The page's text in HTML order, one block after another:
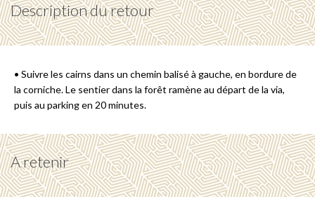
Description du retour
• Suivre les cairns dans un chemin balisé à gauche, en bordure de
la corniche. Le sentier dans la forêt ramène au départ de la via,
puis au parking en 20 minutes.
A retenir